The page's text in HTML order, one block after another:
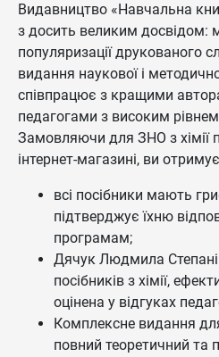
Видавництво «Навчальна
з досить великим досвідом:
популяризації друкованого
видання наукової і
співпрацює з кращими
педагогами з високим
Замовляючи для ЗНО з хімії
інтернет-магазині, ви
всі посібники мають
підтверджує їхню
програмам;
Дячук Людмила
посібників з хімії,
оцінена у відгуках
Комплексне видання
повний теоретичний та